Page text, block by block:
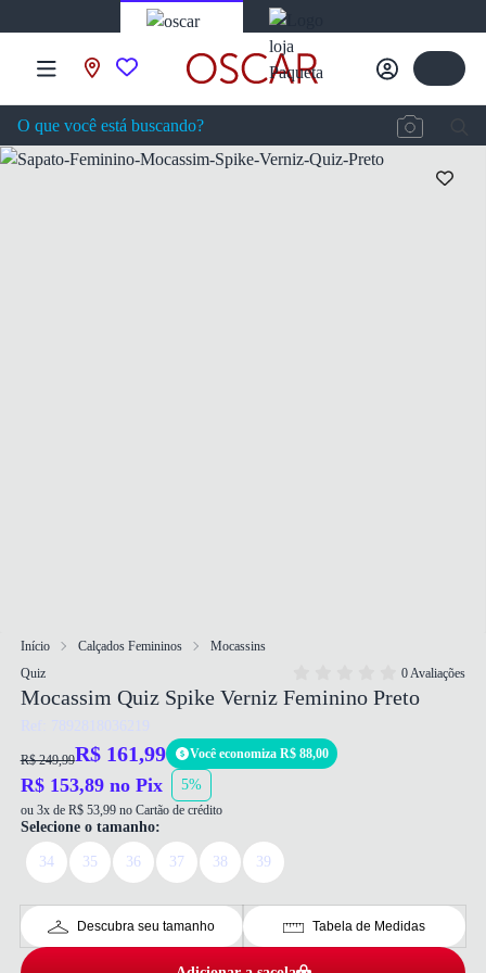
Início Calçados Femininos
Mocassins
Quiz
0 Avaliações
Mocassim Quiz Spike Verniz Feminino Preto
Ref: 7892818036219
R$ 249,99R$ 161,99 Você economiza R$ 88,00
R$ 153,89 no Pix 5%
ou 3x de R$ 53,99 no Cartão de crédito
Selecione o tamanho:
34 35 36 37 38 39
Descubra seu tamanho Tabela de Medidas